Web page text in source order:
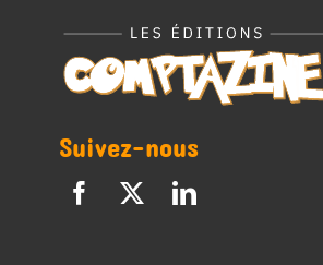
Suivez-nous